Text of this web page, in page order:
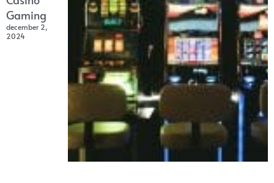
Gaming
december 2,
2024